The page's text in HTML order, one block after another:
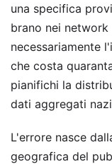
una specifica
brano nei
necessariamente
che costa
pianifichi la
dati aggregati
L'errore nasce
geografica del